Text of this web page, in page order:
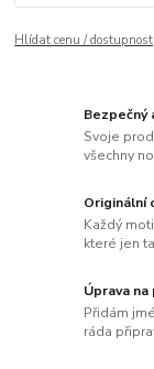
Hlídat cenu / dostupnost
Svoje
všechny
Originální
Každý
které jen
Úprava na
Přidám
ráda